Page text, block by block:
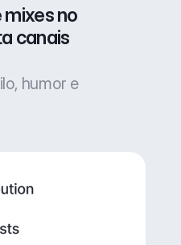
mixes no
canais
humor e